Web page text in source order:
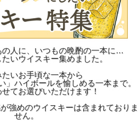
人に、いつもの晩酌の一本に…
いウイスキー集めました。
いお手頃な一本から
」ハイボールを愉しめる一本まで。
てお選びいただけます！
強めのウイスキーは含まれておりま
せん。